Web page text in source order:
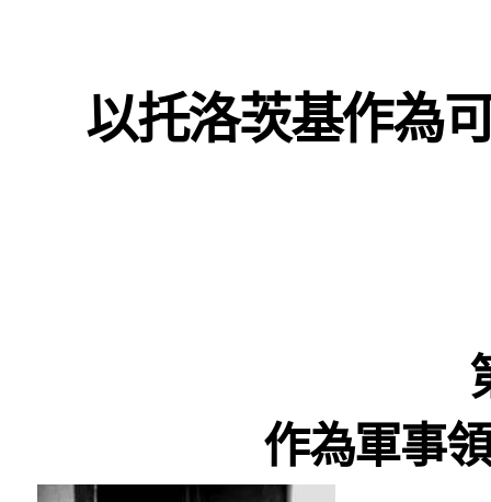
以托洛茨基作為
作為軍事